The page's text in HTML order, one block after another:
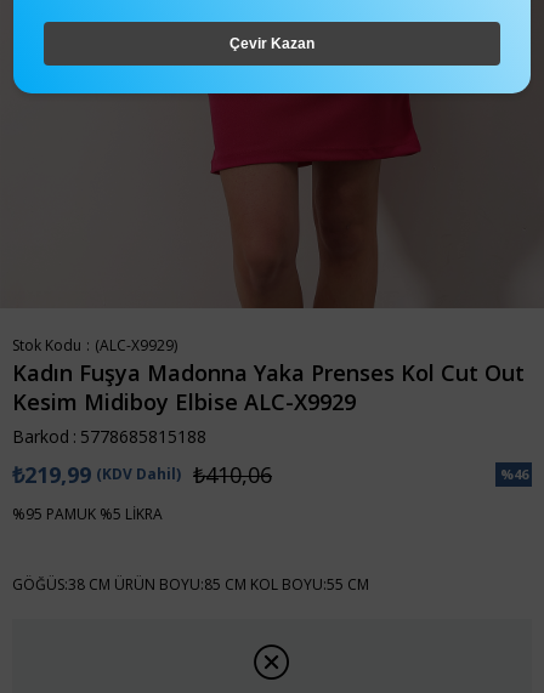
Stok Kodu (ALC-X9929)
Kadın Fuşya Madonna Yaka Prenses Kol Cut Out
Kesim Midiboy Elbise ALC-X9929
Barkod : 5778685815188
%46
₺410,06
₺219,99 (KDV Dahil)
%95 PAMUK %5 LİKRA
GÖĞÜS:38 CM ÜRÜN BOYU:85 CM KOL BOYU:55 CM
Çevir Kazan